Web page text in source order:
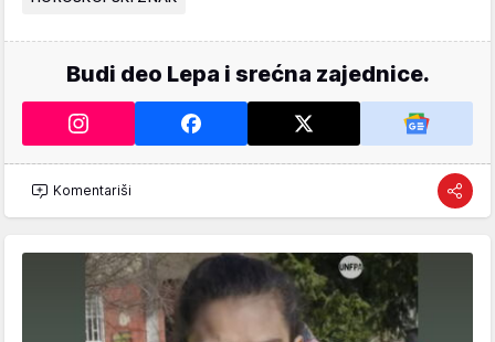
Budi deo Lepa i srećna zajednice.
Komentariši